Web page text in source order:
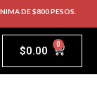
DE $800 PESOS.
$0.00 0